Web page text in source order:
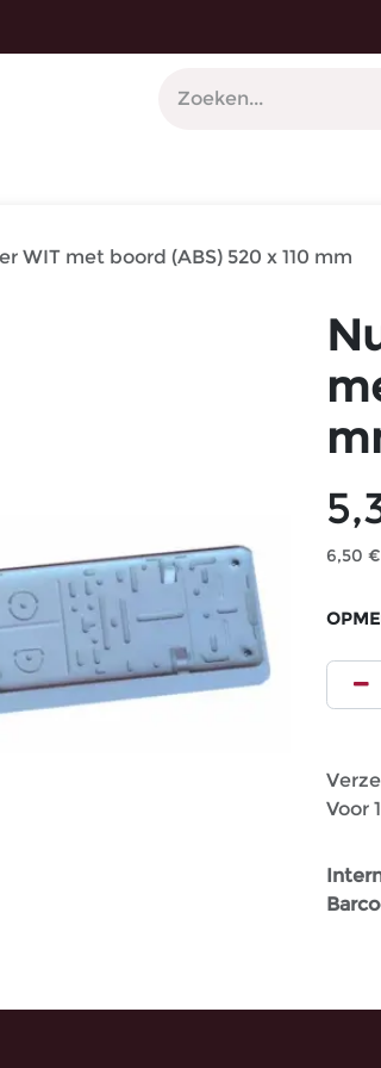
WIT met boord (ABS) 520 x 110 mm
6,50 €
Voor